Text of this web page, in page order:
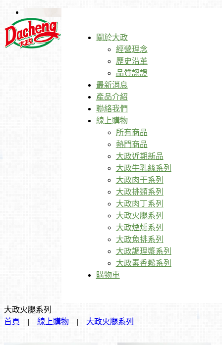
關於大政
經營理念
歷史沿革
品質認證
最新消息
產品介紹
聯絡我們
線上購物
所有商品
熱門商品
大政近期新品
大政牛乳絲系列
大政肉干系列
大政排類系列
大政肉丁系列
大政火腿系列
大政煙燻系列
大政魚排系列
大政調理漿系列
大政素香鬆系列
購物車
大政火腿系列
首頁 | 線上購物 | 大政火腿系列